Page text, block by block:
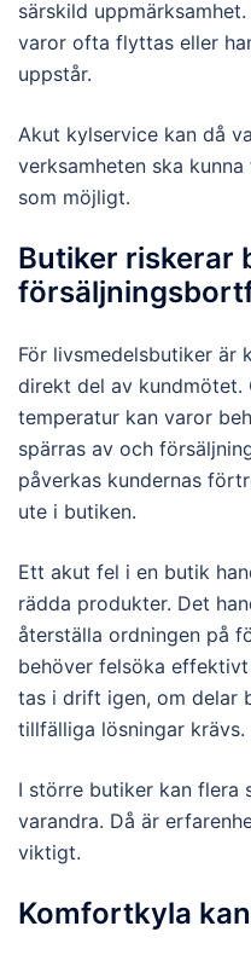
särskild
varor ofta flyttas eller
uppstår.
Akut kylservice kan då
verksamheten ska
som möjligt.
Butiker riskerar
För livsmedelsbutiker är
direkt del av kundmötet.
temperatur kan varor
spärras av och
påverkas kundernas
ute i butiken.
Ett akut fel i en butik
rädda produkter. Det
återställa ordningen på
behöver felsöka
tas i drift igen, om delar
tillfälliga lösningar krävs.
I större butiker kan flera
varandra. Då är
viktigt.
Komfortkyla